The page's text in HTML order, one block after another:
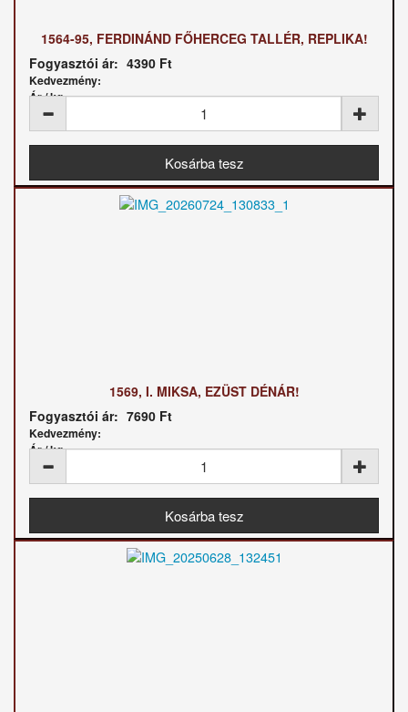
1564-95, FERDINÁND FŐHERCEG TALLÉR, REPLIKA!
Fogyasztói ár: 4390 Ft
Kedvezmény:
Ár / kg:
1569, I. MIKSA, EZÜST DÉNÁR!
Fogyasztói ár: 7690 Ft
Kedvezmény:
Ár / kg: